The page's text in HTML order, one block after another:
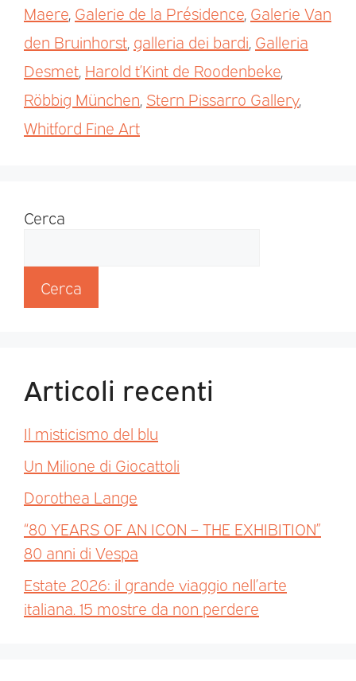
Maere Galerie de la Présidence Galerie Van
den Bruinhorst galleria dei bardi Galleria
Desmet Harold t’Kint de Roodenbeke
Röbbig München Stern Pissarro Gallery,
Whitford Fine Art
Cerca
Cerca
Articoli recenti
Il misticismo del blu
Un Milione di Giocattoli
Dorothea Lange
“80 YEARS OF AN ICON – THE EXHIBITION”
80 anni di Vespa
Estate 2026: il grande viaggio nell’arte
italiana. 15 mostre da non perdere